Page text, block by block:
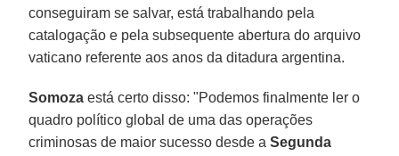
conseguiram se salvar, está trabalhando pela
catalogação e pela subsequente abertura do arquivo
vaticano referente aos anos da ditadura argentina.
Somoza está certo disso: "Podemos finalmente ler o
quadro político global de uma das operações
criminosas de maior sucesso desde aSegunda